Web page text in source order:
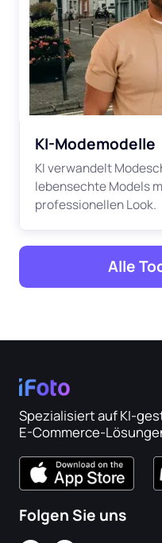
KI-Modemodelle
KI verwandelt
lebensechte Models
professionellen Look.
Alle
Spezialisiert auf KI-
E-Commerce-
Folgen Sie uns